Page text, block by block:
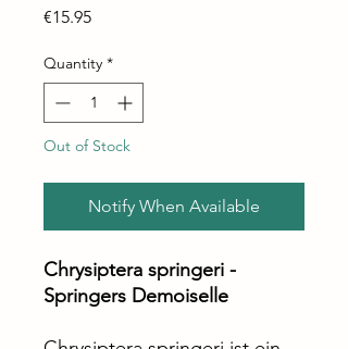
€15.95Price
Quantity *
Out of Stock
Notify When Available
Chrysiptera springeri -
Springers Demoiselle